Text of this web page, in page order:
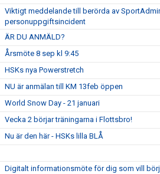
Viktigt meddelande till berörda av
personuppgiftsincident
ÄR DU ANMÄLD?
Årsmöte 8 sep kl 9:45
HSKs nya Powerstretch
NU är anmälan till KM 13feb öppen
World Snow Day - 21 januari
Vecka 2 börjar träningarna i Flottsbro!
Nu är den här - HSKs lilla BLÅ
Digitalt informationsmöte för dig som vill